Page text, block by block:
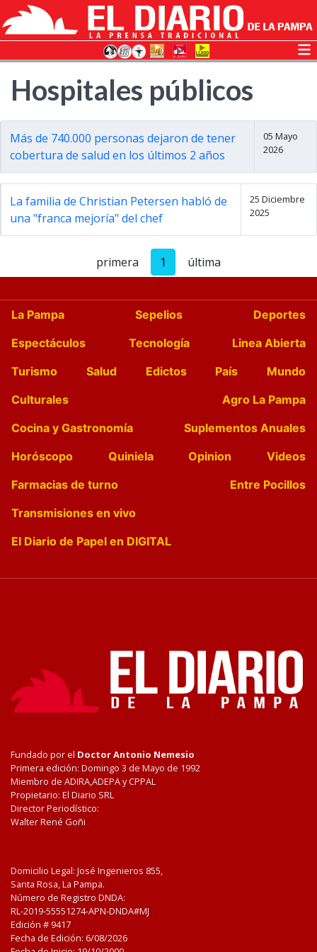
Hospitales públicos
Más de 740.000 personas dejaron de tener
cobertura de salud en los últimos 2 años
05 Mayo
2026
La familia de Christian Petersen habló de
una "franca mejoría" del chef
25 Diciembre
2025
primera 1 última
La Pampa Sepelios
Deportes
Espectáculos
Tecnología
Linea Abierta
Turismo
Salud Edictos País
Mundo
Culturales
Agro La Pampa
Cocina y Gastronomía
Suplementos Anuales
Horóscopo
Quiniela Opinion
Videos
Farmacias de turno
Entre Pocillos
Transmisiones en vivo
El Diario de Papel en DIGITAL
Fundado por el Doctor Antonio Nemesio
Primera edición: Domingo 3 de Mayo de 1992
Miembro de ADIRA,ADEPA y CPPAL
Propietario: El Diario SRL
Director Periodístico:
Walter René Goñi
Domicilio Legal: José Ingenieros 855,
Santa Rosa, La Pampa.
Número de Registro DNDA:
RL-2019-55551274-APN-DNDA#MJ
Edición # 9417
Fecha de Edición: 6/08/2026